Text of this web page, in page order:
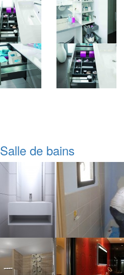
Salle de bains